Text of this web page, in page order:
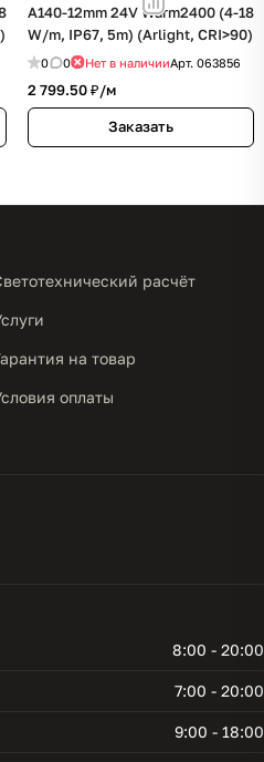
A140-12mm 24V Warm2400 (4-18
W/m, IP67, 5m) (Arlight, CRI>90)
0 0 Нет в наличииАрт. 063856
2 799.50 ₽/м
Заказать
расчёт
на товар
оплаты
8:00 - 20:00
7:00 - 20:00
9:00 - 18:00